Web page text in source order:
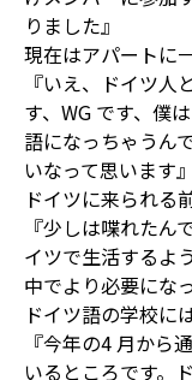
りました』
現在はアパートに
『いえ、ドイツ
す、WG です、僕
語になっちゃうん
いなって思います』
ドイツに来られる
『少しは喋れたん
イツで生活するよ
中でより必要にな
ドイツ語の学校に
『今年の4 月から
いるところです。